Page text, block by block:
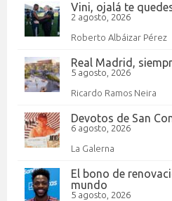
Vini, ojalá te
2 agosto, 2026
Roberto Albáizar Pérez
Real Madrid,
5 agosto, 2026
Ricardo Ramos Neira
Devotos de San
6 agosto, 2026
La Galerna
El bono de
mundo
5 agosto, 2026